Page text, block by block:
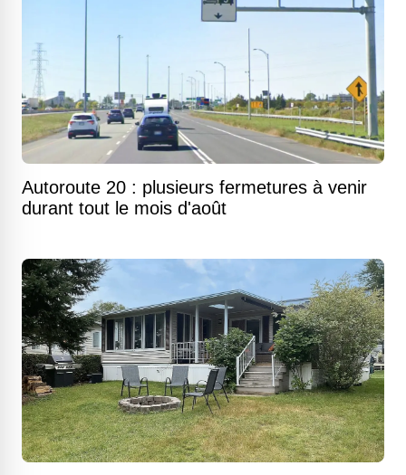
Autoroute 20 : plusieurs fermetures à venir
durant tout le mois d'août